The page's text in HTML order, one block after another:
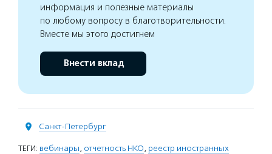
информация и полезные материалы
по любому вопросу в благотворительности.
Вместе мы этого достигнем
Внести вклад
Санкт-Петербург
ТЕГИ: вебинары, отчетность НКО, реестр иностранных